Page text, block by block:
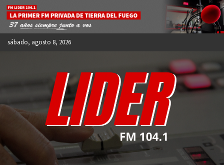
Skip
content
sábado, agosto 8, 2026